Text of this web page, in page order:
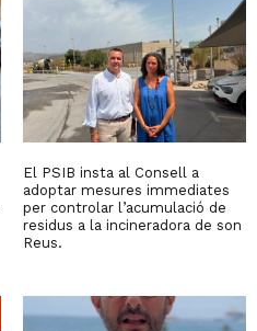
El PSIB insta al Consell a
adoptar mesures immediates
per controlar l’acumulació de
residus a la incineradora de son
Reus.